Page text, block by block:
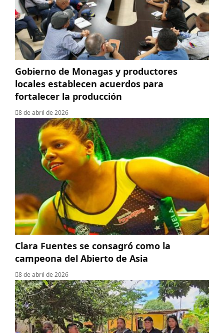
Gobierno de Monagas y productores
locales establecen acuerdos para
fortalecer la producción
8 de abril de 2026
Clara Fuentes se consagró como la
campeona del Abierto de Asia
8 de abril de 2026